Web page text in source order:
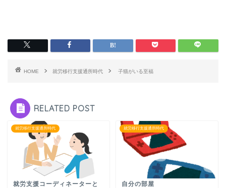
HOME 就労移行支援通所時代 子猫がいる至福
RELATED POST
就労移行支援通所時代
就労支援コーディネーターと
就労移行支援通所時代
自分の部屋